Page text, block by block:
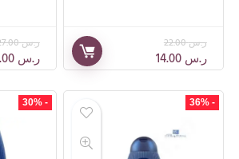
ر.س22.00
ر.س14.00
ر.س27.00
ر.س19.00
- 36%
- 30%